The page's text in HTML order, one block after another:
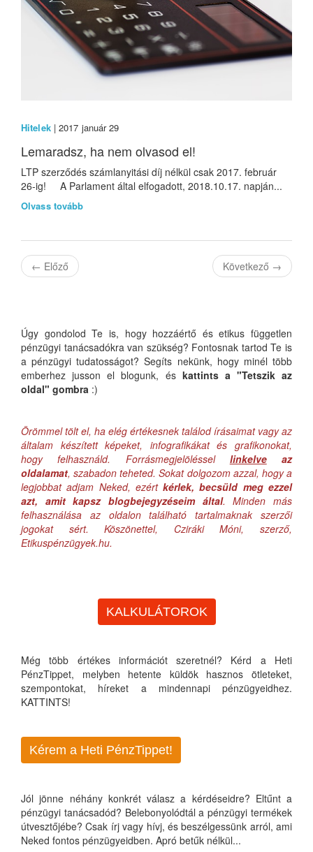
Hitelek| 2017 január 29
Lemaradsz, ha nem olvasod el!
LTP szerződés számlanyitási díj nélkül csak 2017. február
26-ig! A Parlament által elfogadott, 2018.10.17. napján...
Olvass tovább
← Előző Következő →
Úgy gondolod Te is, hogy hozzáértő és etikus független
pénzügyi tanácsadókra van szükség? Fontosnak tartod Te is
a pénzügyi tudatosságot? Segíts nekünk, hogy minél több
emberhez jusson el blogunk, és kattints a "Tetszik az
oldal" gombra :)
Örömmel tölt el, ha elég értékesnek találod írásaimat vagy az
általam készített képeket, infografikákat és grafikonokat,
hogy felhasználd. Forrásmegjelöléssel linkelveaz
oldalamat, szabadon teheted. Sokat dolgozom azzal, hogy a
legjobbat adjam Neked, ezértkérlek, becsüld meg ezzel
azt, amit kapsz blogbejegyzéseim által. Minden más
felhasználása az oldalon található tartalmaknak szerzői
jogokat sért. Köszönettel, Cziráki Móni, szerző,
Etikuspénzügyek.hu.
KALKULÁTOROK
Még több értékes információt szeretnél? Kérd a Heti
PénzTippet, melyben hetente küldök hasznos ötleteket,
szempontokat, híreket a mindennapi pénzügyeidhez.
KATTINTS!
Kérem a Heti PénzTippet!
Jól jönne néhány konkrét válasz a kérdéseidre? Eltűnt a
pénzügyi tanácsadód? Belebonyolódtál a pénzügyi termékek
útvesztőjébe? Csak írj vagy hívj, és beszélgessünk arról, ami
Neked fontos pénzügyeidben. Apró betűk nélkül...